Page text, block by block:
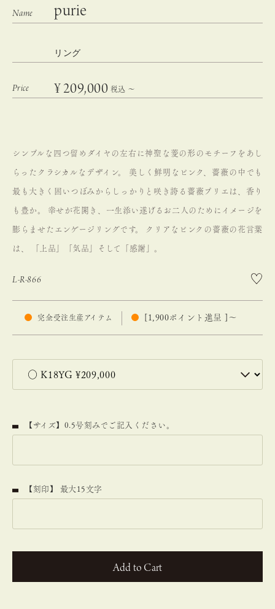
purie
リング
¥209,000 税込 〜
シンプルな四つ留めダイヤの左右に神聖な菱の形のモチーフをあし
らったクラシカルなデザイン。 美しく鮮明なピンク、薔薇の中でも
最も大きく固いつぼみからしっかりと咲き誇る薔薇プリエは、香り
も豊か。 幸せが花開き、一生添い遂げるお二人のためにイメージを
膨らませたエンゲージリングです。 クリアなピンクの薔薇の花言葉
は、 「上品」「気品」そして「感謝」。
L-R-866
完全受注生産アイテム 1,900ポイント進呈 ] 〜
【サイズ】0.5号刻みでご記入ください。
【刻印】 最大15文字
カートに入れる